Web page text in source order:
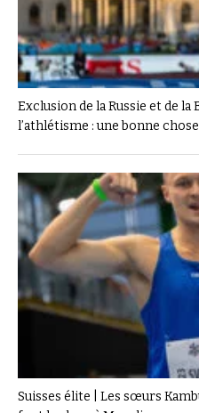
Exclusion de la Russie et de la
l’athlétisme : une bonne chose
Suisses élite | Les sœurs